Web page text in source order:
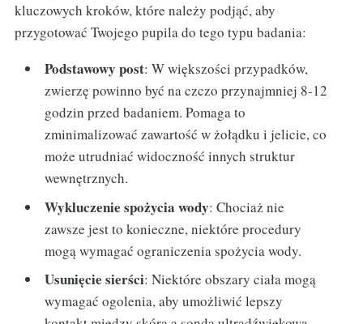
kluczowych kroków, które należy podjąć, aby
przygotować Twojego pupila do tego typu badania:
Podstawowy post: W większości przypadków,
zwierzę powinno być na czczo przynajmniej 8-12
godzin przed badaniem. Pomaga to
zminimalizować zawartość w żołądku i jelicie, co
może utrudniać widoczność innych struktur
wewnętrznych.
Wykluczenie spożycia wody: Chociaż nie
zawsze jest to konieczne, niektóre procedury
mogą wymagać ograniczenia spożycia wody.
Usunięcie sierści: Niektóre obszary ciała mogą
wymagać ogolenia, aby umożliwić lepszy